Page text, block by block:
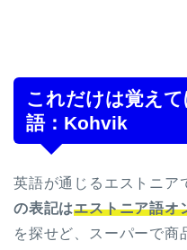
これだけは覚え
語：Kohvik
英語が通じるエストニア
の表記はエストニア語オ
を探せど、スーパーで商